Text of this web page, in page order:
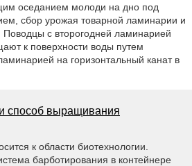
оседанием молоди на дно под
сбор урожая товарной ламинарии и
Поводцы с второгодней ламинарией
к поверхности воды путем
на горизонтальный канат в
способ выращивания
к области биотехнологии.
барботирования в контейнере